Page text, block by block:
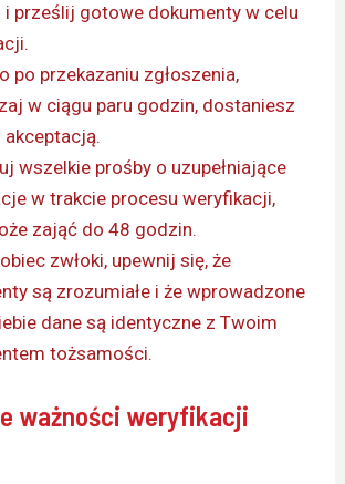
i prześlij gotowe dokumenty w celu
po przekazaniu zgłoszenia,
w ciągu paru godzin, dostaniesz
akceptacją.
wszelkie prośby o uzupełniające
w trakcie procesu weryfikacji,
zająć do 48 godzin.
zwłoki, upewnij się, że
są zrozumiałe i że wprowadzone
dane są identyczne z Twoim
tożsamości.
ważności weryfikacji